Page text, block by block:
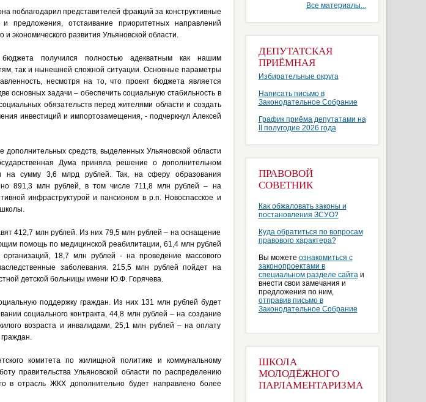
поблагодарил представителей фракций за конструктивные
и предложения, отстаивание приоритетных направлений
и экономического развития Ульяновской области.
получился полностью адекватным как нашим
так и нынешней сложной ситуации. Основные параметры
несмотря на то, что проект бюджета является
задачи – обеспечить социальную стабильность в
обязательств перед жителями области и создать
инвестиций и импортозамещения, - подчеркнул Алексей
средств, выделенных Ульяновской области
Дума приняла решение о дополнительном
на сумму 3,6 млрд рублей. Так, на сферу образования
891,3 млн рублей, в том числе 711,8 млн рублей – на
инфраструктурой и пансионом в р.п. Новоспасское и
412,7 млн рублей. Из них 79,5 млн рублей – на оснащение
помощь по медицинской реабилитации, 61,4 млн рублей
18,7 млн рублей - на проведение массового
заболевания. 215,5 млн рублей пойдет на
детской больницы имени Ю.Ф. Горячева.
поддержку граждан. Из них 131 млн рублей будет
социального контракта, 44,8 млн рублей – на создание
возраста и инвалидами, 25,1 млн рублей – на оплату
комитета по жилищной политике и коммунальному
правительства Ульяновской области по распределению
в отрасль ЖКХ дополнительно будет направлено более
Все материалы...
ДЕПУТАТСКАЯ
ПРИЁМНАЯ
Избирательные округа
Написать письмо в
Законодательное Собрание
График приёма депутатами на
II полугодие 2026 года
ПРАВОВОЙ
СОВЕТНИК
Как обжаловать законы и
постановления ЗСУО?
Куда обратиться по вопросам
правового характера?
Вы можете ознакомиться с
законопроектами в
специальном разделе сайтаи
внести свои замечания и
предложения по ним,
отправив письмо в
Законодательное Собрание
ШКОЛА
МОЛОДЁЖНОГО
ПАРЛАМЕНТАРИЗМА